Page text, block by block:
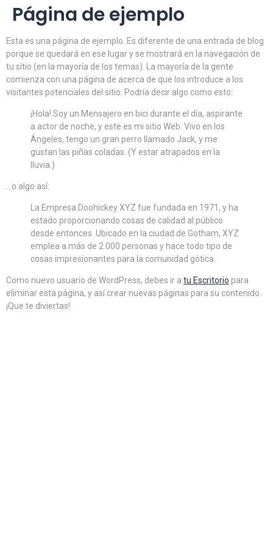
Página de ejemplo
Esta es una página de ejemplo. Es diferente de una entrada de blog
porque se quedará en ese lugar y se mostrará en la navegación de
tu sitio (en la mayoría de los temas). La mayoría de la gente
comienza con una página de acerca de que los introduce a los
visitantes potenciales del sitio. Podría decir algo como esto:
¡Hola! Soy un Mensajero en bici durante el día, aspirante
a actor de noche, y este es mi sitio Web. Vivo en los
Ángeles, tengo un gran perro llamado Jack, y me
gustan las piñas coladas. (Y estar atrapados en la
lluvia.)
…o algo así:
La Empresa Doohickey XYZ fue fundada en 1971, y ha
estado proporcionando cosas de calidad al público
desde entonces. Ubicado en la ciudad de Gotham, XYZ
emplea a más de 2.000 personas y hace todo tipo de
cosas impresionantes para la comunidad gótica.
Como nuevo usuario de WordPress, debes ir a tu Escritorio para
eliminar esta página, y así crear nuevas páginas para su contenido.
¡Que te diviertas!